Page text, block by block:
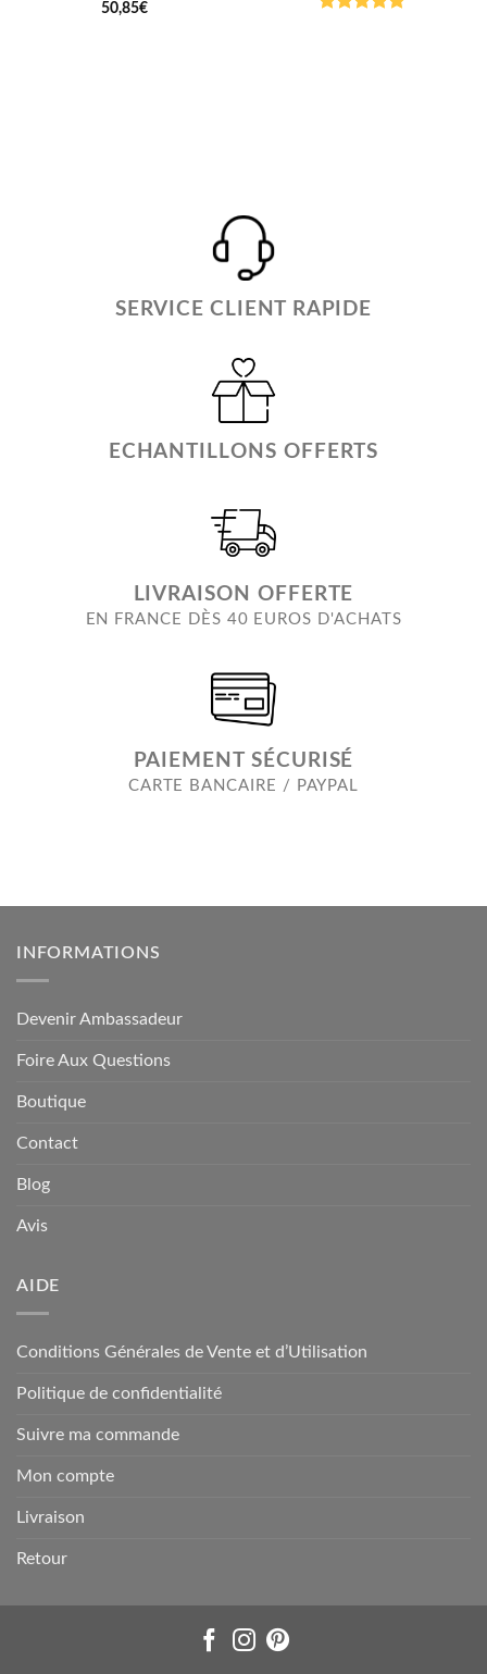
50,85€
SERVICE CLIENT RAPIDE
ECHANTILLONS OFFERTS
LIVRAISON OFFERTE
EN FRANCE DÈS 40 EUROS D'ACHATS
PAIEMENT SÉCURISÉ
CARTE BANCAIRE / PAYPAL
INFORMATIONS
Devenir Ambassadeur
Foire Aux Questions
Boutique
Contact
Blog
Avis
AIDE
Conditions Générales de Vente et d’Utilisation
Politique de confidentialité
Suivre ma commande
Mon compte
Livraison
Retour